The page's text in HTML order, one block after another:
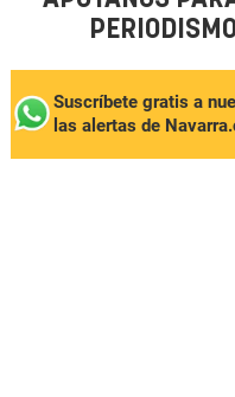
Suscríbete gratis a
las alertas de